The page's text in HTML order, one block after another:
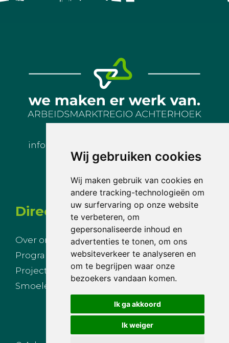
Wij gebruiken cookies
Wij maken gebruik van cookies en
andere tracking-technologieën om
uw surfervaring op onze website
te verbeteren, om
gepersonaliseerde inhoud en
advertenties te tonen, om ons
websiteverkeer te analyseren en
om te begrijpen waar onze
bezoekers vandaan komen.
Ik ga akkoord
Ik weiger
info@arbeidsmarktregioachterhoek.nl
Direct naar
Over ons
Programmalijnen
Projecten
Smoelenboek
Nieuws
Agenda
Inloggen